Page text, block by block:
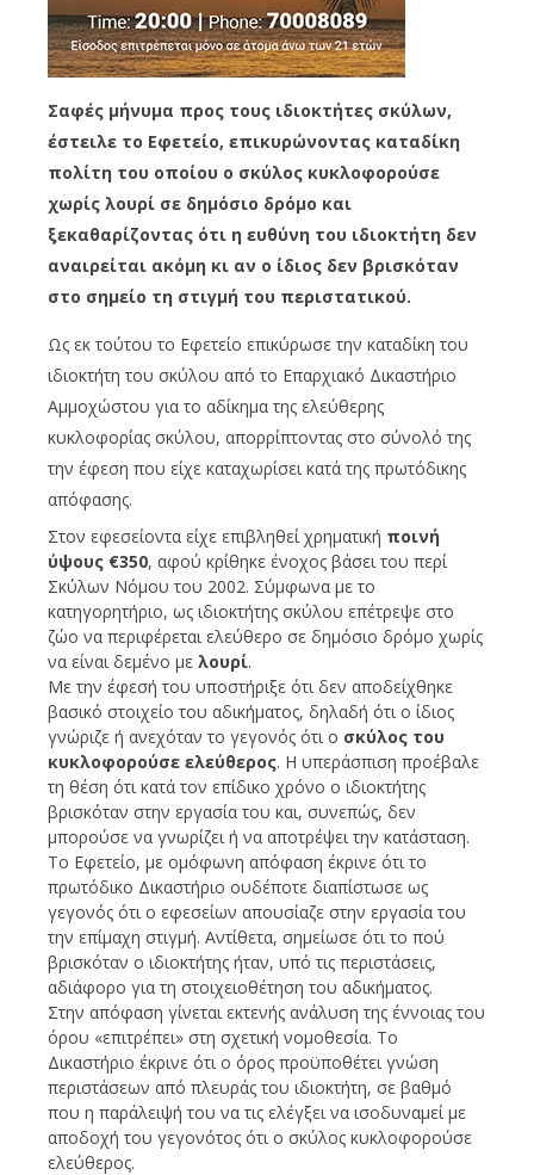
Σαφές μήνυμα προς τους ιδιοκτήτες σκύλων,
έστειλε το Εφετείο, επικυρώνοντας καταδίκη
πολίτη του οποίου ο σκύλος κυκλοφορούσε
χωρίς λουρί σε δημόσιο δρόμο και
ξεκαθαρίζοντας ότι η ευθύνη του ιδιοκτήτη δεν
αναιρείται ακόμη κι αν ο ίδιος δεν βρισκόταν
στο σημείο τη στιγμή του περιστατικού.
Ως εκ τούτου το Εφετείο επικύρωσε την καταδίκη του
ιδιοκτήτη του σκύλου από το Επαρχιακό Δικαστήριο
Αμμοχώστου για το αδίκημα της ελεύθερης
κυκλοφορίας σκύλου, απορρίπτοντας στο σύνολό της
την έφεση που είχε καταχωρίσει κατά της πρωτόδικης
απόφασης.
Στον εφεσείοντα είχε επιβληθεί χρηματική ποινή
ύψους €350, αφού κρίθηκε ένοχος βάσει του περί
Σκύλων Νόμου του 2002. Σύμφωνα με το
κατηγορητήριο, ως ιδιοκτήτης σκύλου επέτρεψε στο
ζώο να περιφέρεται ελεύθερο σε δημόσιο δρόμο χωρίς
να είναι δεμένο με λουρί.
Με την έφεσή του υποστήριξε ότι δεν αποδείχθηκε
βασικό στοιχείο του αδικήματος, δηλαδή ότι ο ίδιος
γνώριζε ή ανεχόταν το γεγονός ότι ο σκύλος του
κυκλοφορούσε ελεύθερος. Η υπεράσπιση προέβαλε
τη θέση ότι κατά τον επίδικο χρόνο ο ιδιοκτήτης
βρισκόταν στην εργασία του και, συνεπώς, δεν
μπορούσε να γνωρίζει ή να αποτρέψει την κατάσταση.
Το Εφετείο, με ομόφωνη απόφαση έκρινε ότι το
πρωτόδικο Δικαστήριο ουδέποτε διαπίστωσε ως
γεγονός ότι ο εφεσείων απουσίαζε στην εργασία του
την επίμαχη στιγμή. Αντίθετα, σημείωσε ότι το πού
βρισκόταν ο ιδιοκτήτης ήταν, υπό τις περιστάσεις,
αδιάφορο για τη στοιχειοθέτηση του αδικήματος.
Στην απόφαση γίνεται εκτενής ανάλυση της έννοιας του
όρου «επιτρέπει» στη σχετική νομοθεσία. Το
Δικαστήριο έκρινε ότι ο όρος προϋποθέτει γνώση
περιστάσεων από πλευράς του ιδιοκτήτη, σε βαθμό
που η παράλειψή του να τις ελέγξει να ισοδυναμεί με
αποδοχή του γεγονότος ότι ο σκύλος κυκλοφορούσε
ελεύθερος.